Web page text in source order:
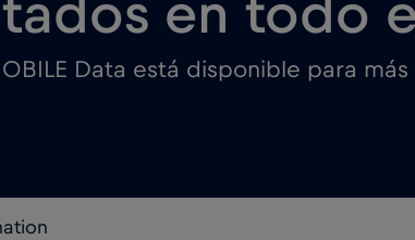
en todo
Data está disponible para